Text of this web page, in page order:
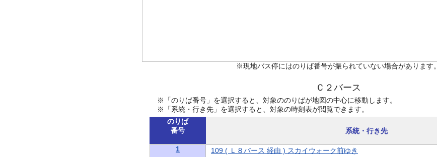
※現地バス停にはのりば番号が振られていない場合があります。
Ｃ２バース
※「のりば番号」を選択すると、対象ののりばが地図の中心に移動します。
※「系統・行き先」を選択すると、対象の時刻表が閲覧できます。
のりば
番号
系統・行き先
1 109 ( Ｌ８バース 経由 ) スカイウォーク前ゆき